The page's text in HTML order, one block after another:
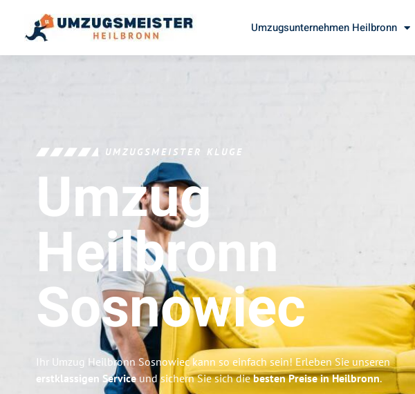
Umzugsunternehmen Heilbronn
UMZUGSMEISTER KLUGE
Umzug
Heilbronn
Sosnowiec
Ihr Umzug Heilbronn Sosnowiec kann so einfach sein! Erleben Sie unseren
erstklassigen Serviceund sichern Sie sich diebesten Preise in Heilbronn.